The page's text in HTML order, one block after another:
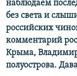
наблюдаем
без света и
российских
комментарий
Крыма,
полуострова.